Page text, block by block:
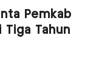
Pemkab
Tahun